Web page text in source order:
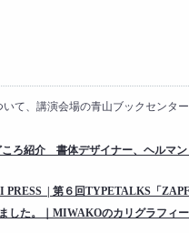
て、講演会場の青山ブックセンタ
ろ紹介 書体デザイナー、ヘルマ
PRESS | 第６回TYPETALKS「
した。｜MIWAKOのカリグラフィ